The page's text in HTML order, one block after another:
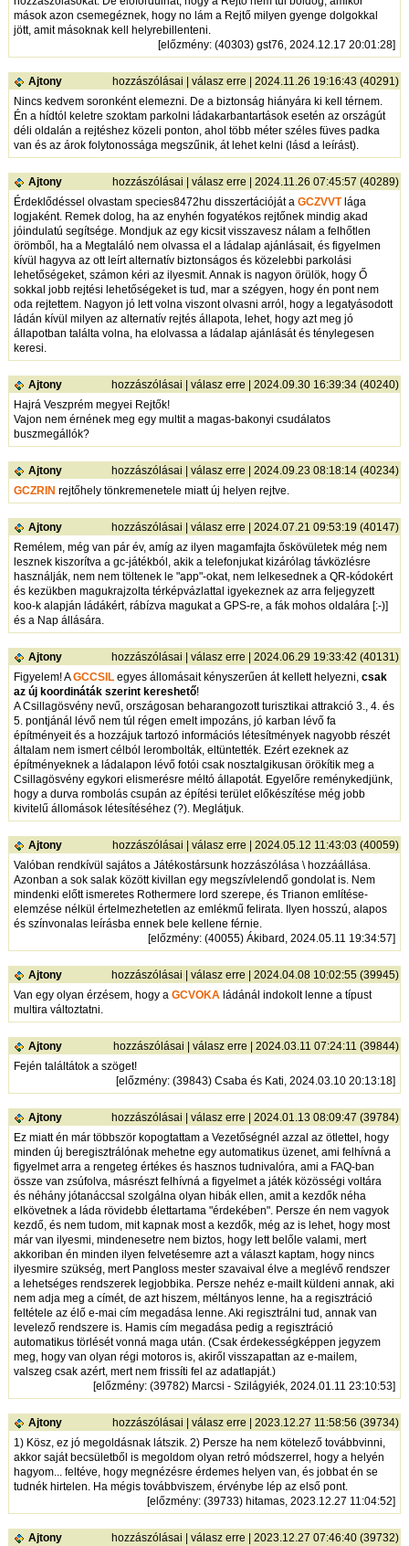
mások azon csemegéznek, hogy no lám a Rejtő milyen gyenge dolgokkal
jött, amit másoknak kell helyrebillenteni.
[előzmény: (40303) gst76, 2024.12.17 20:01:28]
Ajtony hozzászólásai |válasz erre | 2024.11.26 19:16:43 (40291)
Nincs kedvem soronként elemezni. De a biztonság hiányára ki kell térnem.
Én a hídtól keletre szoktam parkolni ládakarbantartások esetén az országút
déli oldalán a rejtéshez közeli ponton, ahol több méter széles füves padka
van és az árok folytonossága megszűnik, át lehet kelni (lásd a leírást).
Ajtony hozzászólásai |válasz erre | 2024.11.26 07:45:57 (40289)
Érdeklődéssel olvastam species8472hu disszertációját aGCZVVTlága
logjaként. Remek dolog, ha az enyhén fogyatékos rejtőnek mindig akad
jóindulatú segítsége. Mondjuk az egy kicsit visszavesz nálam a felhőtlen
örömből, ha a Megtaláló nem olvassa el a ládalap ajánlásait, és figyelmen
kívül hagyva az ott leírt alternatív biztonságos és közelebbi parkolási
lehetőségeket, számon kéri az ilyesmit. Annak is nagyon örülök, hogy Ő
sokkal jobb rejtési lehetőségeket is tud, mar a szégyen, hogy én pont nem
oda rejtettem. Nagyon jó lett volna viszont olvasni arról, hogy a legatyásodott
ládán kívül milyen az alternatív rejtés állapota, lehet, hogy azt meg jó
állapotban találta volna, ha elolvassa a ládalap ajánlását és ténylegesen
keresi.
Ajtony hozzászólásai |válasz erre | 2024.09.30 16:39:34 (40240)
Hajrá Veszprém megyei Rejtők!
Vajon nem érnének meg egy multit a magas-bakonyi csudálatos
buszmegállók?
Ajtony hozzászólásai |válasz erre | 2024.09.23 08:18:14 (40234)
GCZRIN rejtőhely tönkremenetele miatt új helyen rejtve.
Ajtony hozzászólásai |válasz erre | 2024.07.21 09:53:19 (40147)
Remélem, még van pár év, amíg az ilyen magamfajta őskövületek még nem
lesznek kiszorítva a gc-játékból, akik a telefonjukat kizárólag távközlésre
használják, nem nem töltenek le "app"-okat, nem lelkesednek a QR-kódokért
és kezükben magukrajzolta térképvázlattal igyekeznek az arra feljegyzett
koo-k alapján ládákért, rábízva magukat a GPS-re, a fák mohos oldalára [:-)]
és a Nap állására.
Ajtony hozzászólásai |válasz erre | 2024.06.29 19:33:42 (40131)
Figyelem! AGCCSIL egyes állomásait kényszerűen át kellett helyezni,csak
az új koordináták szerint kereshető!
A Csillagösvény nevű, országosan beharangozott turisztikai attrakció 3., 4. és
5. pontjánál lévő nem túl régen emelt impozáns, jó karban lévő fa
építményeit és a hozzájuk tartozó információs létesítmények nagyobb részét
általam nem ismert célból lerombolták, eltüntették. Ezért ezeknek az
építményeknek a ládalapon lévő fotói csak nosztalgikusan örökítik meg a
Csillagösvény egykori elismerésre méltó állapotát. Egyelőre reménykedjünk,
hogy a durva rombolás csupán az építési terület előkészítése még jobb
kivitelű állomások létesítéséhez (?). Meglátjuk.
Ajtony hozzászólásai |válasz erre | 2024.05.12 11:43:03 (40059)
Valóban rendkívül sajátos a Játékostársunk hozzászólása \ hozzáállása.
Azonban a sok salak között kivillan egy megszívlelendő gondolat is. Nem
mindenki előtt ismeretes Rothermere lord szerepe, és Trianon említése-
elemzése nélkül értelmezhetetlen az emlékmű felirata. Ilyen hosszú, alapos
és színvonalas leírásba ennek bele kellene férnie.
[előzmény: (40055) Ákibard, 2024.05.11 19:34:57]
Ajtony hozzászólásai |válasz erre | 2024.04.08 10:02:55 (39945)
Van egy olyan érzésem, hogy aGCVOKA ládánál indokolt lenne a típust
multira változtatni.
Ajtony hozzászólásai |válasz erre | 2024.03.11 07:24:11 (39844)
Fején találtátok a szöget!
[előzmény: (39843) Csaba és Kati, 2024.03.10 20:13:18]
Ajtony hozzászólásai |válasz erre | 2024.01.13 08:09:47 (39784)
Ez miatt én már többször kopogtattam a Vezetőségnél azzal az ötlettel, hogy
minden új beregisztrálónak mehetne egy automatikus üzenet, ami felhívná a
figyelmet arra a rengeteg értékes és hasznos tudnivalóra, ami a FAQ-ban
össze van zsúfolva, másrészt felhívná a figyelmet a játék közösségi voltára
és néhány jótanáccsal szolgálna olyan hibák ellen, amit a kezdők néha
elkövetnek a láda rövidebb élettartama "érdekében". Persze én nem vagyok
kezdő, és nem tudom, mit kapnak most a kezdők, még az is lehet, hogy most
már van ilyesmi, mindenesetre nem biztos, hogy lett belőle valami, mert
akkoriban én minden ilyen felvetésemre azt a választ kaptam, hogy nincs
ilyesmire szükség, mert Pangloss mester szavaival élve a meglévő rendszer
a lehetséges rendszerek legjobbika. Persze nehéz e-mailt küldeni annak, aki
nem adja meg a címét, de azt hiszem, méltányos lenne, ha a regisztráció
feltétele az élő e-mai cím megadása lenne. Aki regisztrálni tud, annak van
levelező rendszere is. Hamis cím megadása pedig a regisztráció
automatikus törlését vonná maga után. (Csak érdekességképpen jegyzem
meg, hogy van olyan régi motoros is, akiről visszapattan az e-mailem,
valszeg csak azért, mert nem frissíti fel az adatlapját.)
[előzmény: (39782) Marcsi - Szilágyiék, 2024.01.11 23:10:53]
Ajtony hozzászólásai |válasz erre | 2023.12.27 11:58:56 (39734)
1) Kösz, ez jó megoldásnak látszik. 2) Persze ha nem kötelező továbbvinni,
akkor saját becsületből is megoldom olyan retró módszerrel, hogy a helyén
hagyom... feltéve, hogy megnézésre érdemes helyen van, és jobbat én se
tudnék hirtelen. Ha mégis továbbviszem, érvénybe lép az első pont.
[előzmény: (39733) hitamas, 2023.12.27 11:04:52]
Ajtony hozzászólásai |válasz erre | 2023.12.27 07:46:40 (39732)